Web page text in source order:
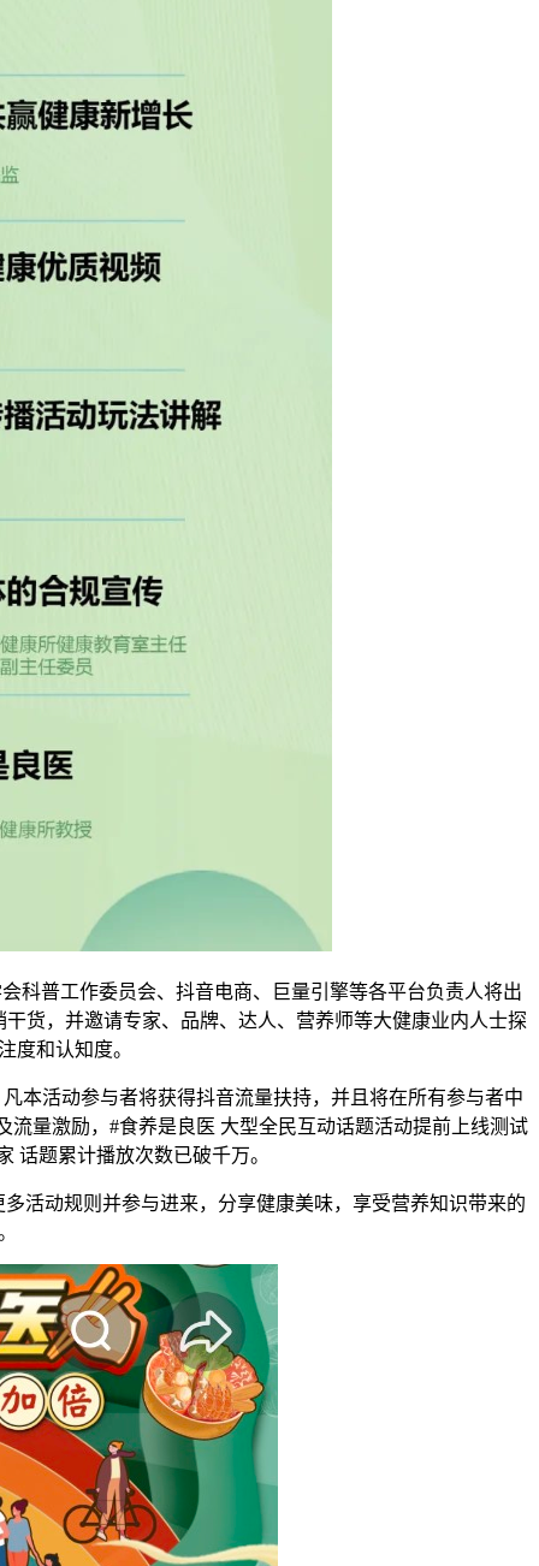
普工作委员会、抖音电商、巨量引擎等各平台负责人将出
货，并邀请专家、品牌、达人、营养师等大健康业内人士探
度和认知度。
活动参与者将获得抖音流量扶持，并且将在所有参与者中
量激励，#食养是良医 大型全民互动话题活动提前上线测试
话题累计播放次数已破千万。
动规则并参与进来，分享健康美味，享受营养知识带来的